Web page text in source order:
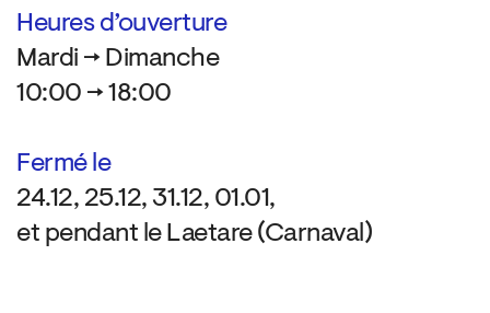
Heures d’ouverture
Mardi → Dimanche
10:00 → 18:00
Fermé le
24.12, 25.12, 31.12, 01.01,
et pendant le Laetare (Carnaval)